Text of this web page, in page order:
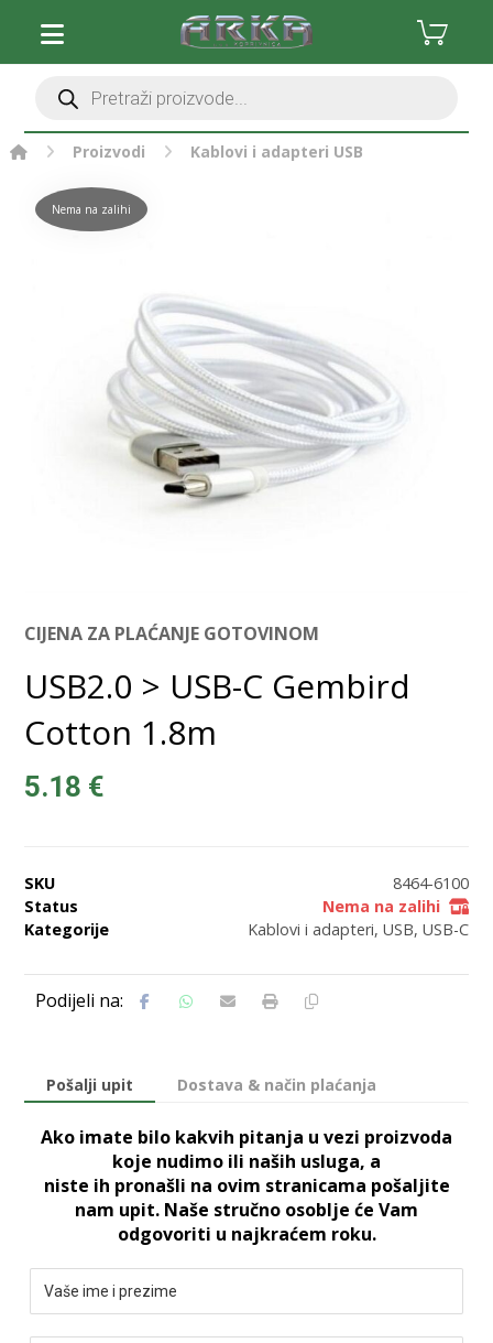
Proizvodi Kablovi i adapteri USB
Nema na zalihi
CIJENA ZA PLAĆANJE GOTOVINOM
USB2.0 > USB-C Gembird
Cotton 1.8m
5.18 €
SKU
8464-6100
Status
Nema na zalihi
Kategorije
Kablovi i adapteri, USB, USB-C
Pošalji upit Dostava & način plaćanja
Ako imate bilo kakvih pitanja u vezi proizvoda
koje nudimo ili naših usluga, a
niste ih pronašli na ovim stranicama pošaljite
nam upit. Naše stručno osoblje će Vam
odgovoriti u najkraćem roku.